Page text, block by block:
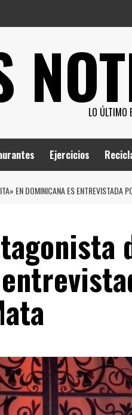
LO ÚLTIMO
Ejercicios
EN DOMINICANA ES ENTREVISTADA